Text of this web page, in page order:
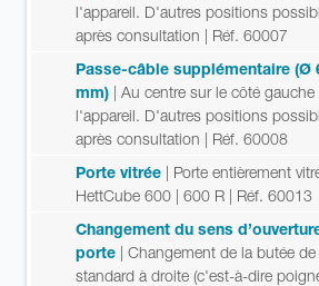
l'appareil. D'autres positions
après consultation | Réf. 60007
Passe-câble supplémentaire (Ø
mm) | Au centre sur le côté gauche
l'appareil. D'autres positions
après consultation | Réf. 60008
Porte vitrée | Porte entièrement
HettCube 600 | 600 R | Réf. 60013
Changement du sens
porte | Changement de la butée
standard à droite (c'est-à-dire